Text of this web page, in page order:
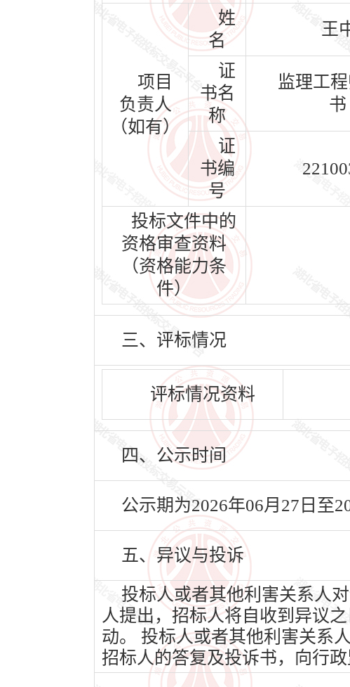
项目
负责人
（如有）
姓
名
王
证
书名
称
监理工
书
证
书编
号
投标文件中的
资格审查资料
（资格能力条
件）
三、评标情况
评标情况资料
四、公示时间
公示期为2026年06月27日至
五、异议与投诉
投标人或者其他利害关系人
人提出，招标人将自收到异议
动。 投标人或者其他利害关系
招标人的答复及投诉书，向行政